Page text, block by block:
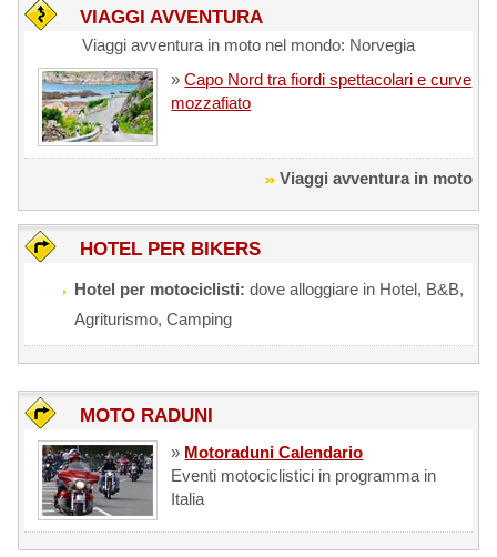
VIAGGI AVVENTURA
Viaggi avventura in moto nel mondo: Norvegia
»Capo Nord tra fiordi spettacolari e curve
mozzafiato
Viaggi avventura in moto
HOTEL PER BIKERS
Hotel per motociclisti: dove alloggiare in Hotel, B&B,
Agriturismo, Camping
MOTO RADUNI
» Motoraduni Calendario
Eventi motociclistici in programma in
Italia